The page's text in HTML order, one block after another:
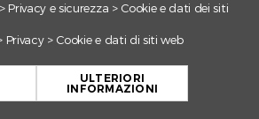
Privacy e sicurezza > Cookie e dati dei siti
Privacy > Cookie e dati di siti web
ULTERIORI
INFORMAZIONI